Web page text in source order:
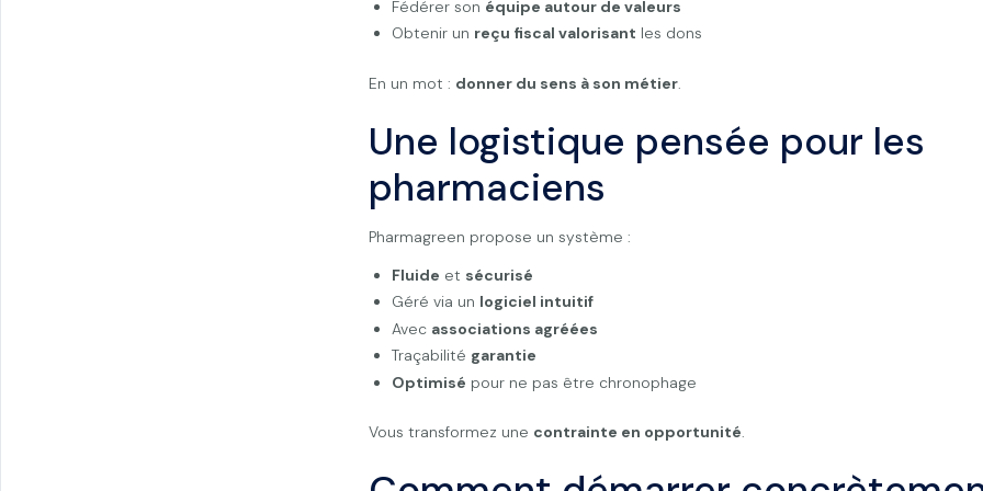
Fédérer son équipe autour de valeurs
Obtenir un reçu fiscal valorisant les dons
En un mot : donner du sens à son métier
Une logistique pensée pour les
pharmaciens
Pharmagreen propose un système :
Fluide et sécurisé
Géré via un logiciel intuitif
Avec associations agréées
Traçabilité garantie
Optimisé pour ne pas être chronophage
Vous transformez une contrainte en opportunité.